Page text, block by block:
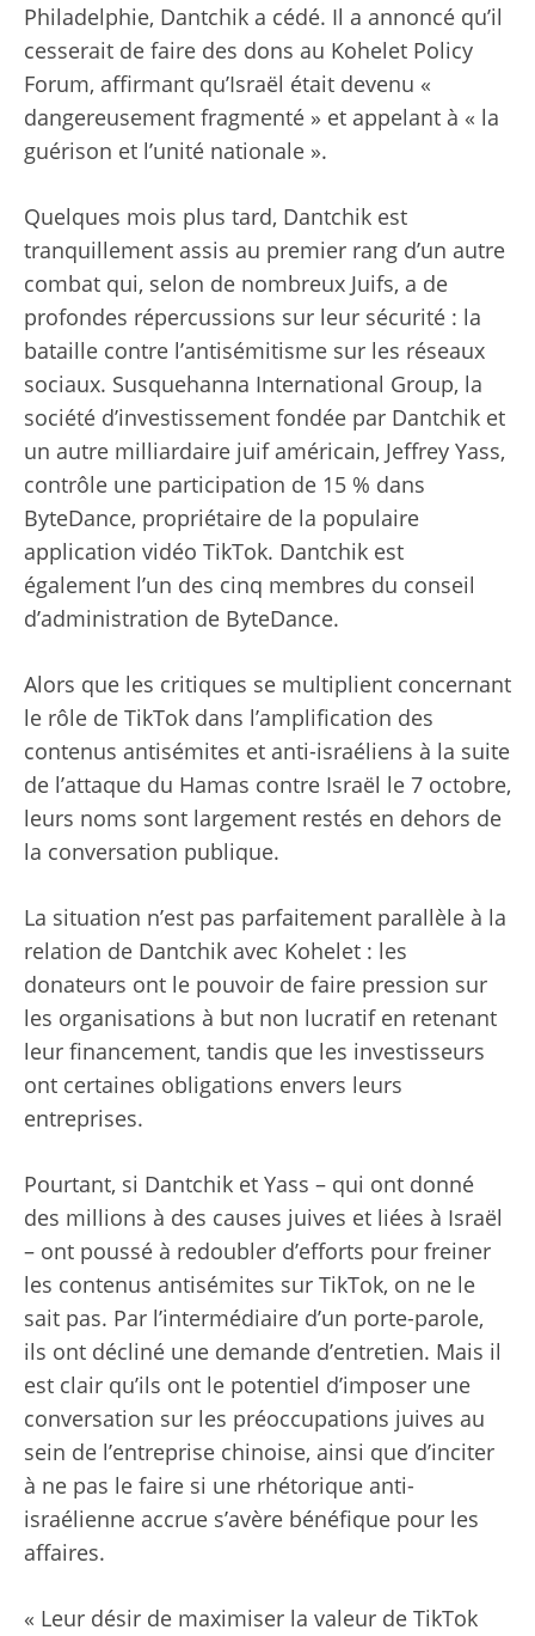
Philadelphie, Dantchik a cédé. Il a annoncé qu’il
cesserait de faire des dons au Kohelet Policy
Forum, affirmant qu’Israël était devenu «
dangereusement fragmenté » et appelant à « la
guérison et l’unité nationale ».
Quelques mois plus tard, Dantchik est
tranquillement assis au premier rang d’un autre
combat qui, selon de nombreux Juifs, a de
profondes répercussions sur leur sécurité : la
bataille contre l’antisémitisme sur les réseaux
sociaux. Susquehanna International Group, la
société d’investissement fondée par Dantchik et
un autre milliardaire juif américain, Jeffrey Yass,
contrôle une participation de 15 % dans
ByteDance, propriétaire de la populaire
application vidéo TikTok. Dantchik est
également l’un des cinq membres du conseil
d’administration de ByteDance.
Alors que les critiques se multiplient concernant
le rôle de TikTok dans l’amplification des
contenus antisémites et anti-israéliens à la suite
de l’attaque du Hamas contre Israël le 7 octobre,
leurs noms sont largement restés en dehors de
la conversation publique.
La situation n’est pas parfaitement parallèle à la
relation de Dantchik avec Kohelet : les
donateurs ont le pouvoir de faire pression sur
les organisations à but non lucratif en retenant
leur financement, tandis que les investisseurs
ont certaines obligations envers leurs
entreprises.
Pourtant, si Dantchik et Yass – qui ont donné
des millions à des causes juives et liées à Israël
– ont poussé à redoubler d’efforts pour freiner
les contenus antisémites sur TikTok, on ne le
sait pas. Par l’intermédiaire d’un porte-parole,
ils ont décliné une demande d’entretien. Mais il
est clair qu’ils ont le potentiel d’imposer une
conversation sur les préoccupations juives au
sein de l’entreprise chinoise, ainsi que d’inciter
à ne pas le faire si une rhétorique anti-
israélienne accrue s’avère bénéfique pour les
affaires.
« Leur désir de maximiser la valeur de TikTok